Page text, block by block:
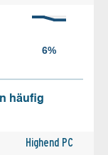
häufig
Highend PC